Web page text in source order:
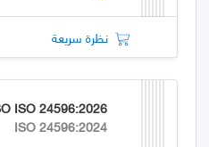
نظرة سريعة
ISO 24596:2026
ISO 24596:2024